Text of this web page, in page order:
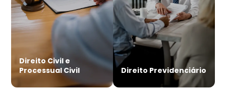
Direito Civil e
Processual Civil
Direito Previdenciário